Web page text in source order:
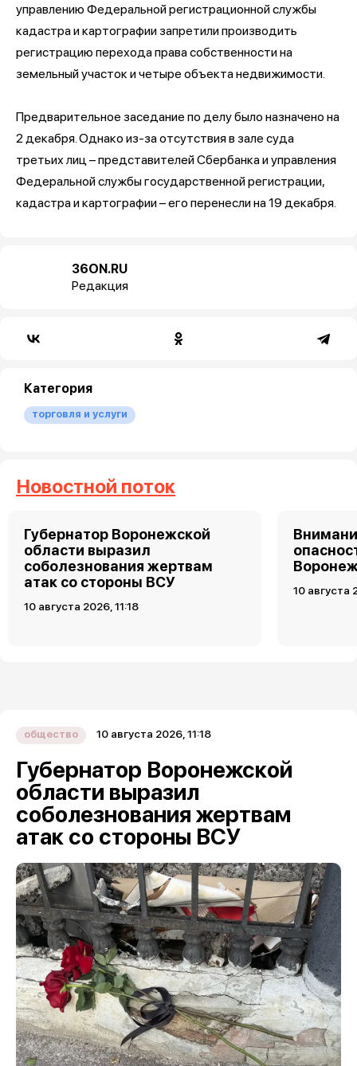
управлению Федеральной регистрационной службы
кадастра и картографии запретили производить
регистрацию перехода права собственности на
земельный участок и четыре объекта недвижимости.
Предварительное заседание по делу было назначено на
2 декабря. Однако из-за отсутствия в зале суда
третьих лиц – представителей Сбербанка и управления
Федеральной службы государственной регистрации,
кадастра и картографии – его перенесли на 19 декабря.
36ON.RU
Редакция
Категория
торговля и услуги
Новостной поток
Губернатор Воронежской
области выразил
соболезнования жертвам
атак со стороны ВСУ
10 августа 2026, 11:18
10 августа
общество 10 августа 2026, 11:18
Губернатор Воронежской
области выразил
соболезнования жертвам
атак со стороны ВСУ